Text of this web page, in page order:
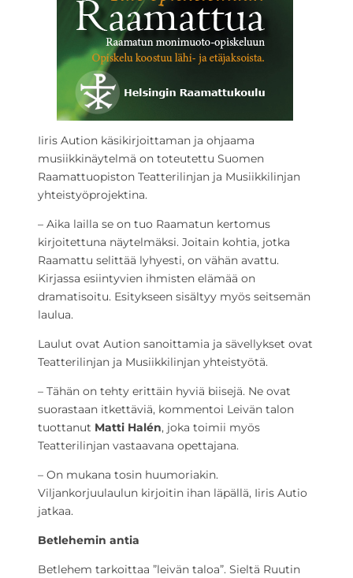
Iiris Aution käsikirjoittaman ja ohjaama
musiikkinäytelmä on toteutettu Suomen
Raamattuopiston Teatterilinjan ja Musiikkilinjan
yhteistyöprojektina.
– Aika lailla se on tuo Raamatun kertomus
kirjoitettuna näytelmäksi. Joitain kohtia, jotka
Raamattu selittää lyhyesti, on vähän avattu.
Kirjassa esiintyvien ihmisten elämää on
dramatisoitu. Esitykseen sisältyy myös seitsemän
laulua.
Laulut ovat Aution sanoittamia ja sävellykset ovat
Teatterilinjan ja Musiikkilinjan yhteistyötä.
– Tähän on tehty erittäin hyviä biisejä. Ne ovat
suorastaan itkettäviä, kommentoi Leivän talon
tuottanut Matti Halén, joka toimii myös
Teatterilinjan vastaavana opettajana.
– On mukana tosin huumoriakin.
Viljankorjuulaulun kirjoitin ihan läpällä, Iiris Autio
jatkaa.
Betlehemin antia
Betlehem tarkoittaa ”leivän taloa”. Sieltä Ruutin